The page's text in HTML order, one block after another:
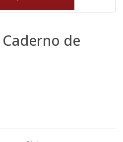
de